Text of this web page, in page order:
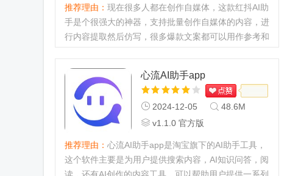
推荐理由： 现在很多人都在创作自媒体，这款红抖AI助
手是个很强大的神器，支持批量创作自媒体的内容，进
行内容提取然后仿写，很多爆款文案都可以用作参考和
心流AI助手app
2024-12-05
48.6M
v1.1.0 官方版
推荐理由： 心流AI助手app是淘宝旗下的AI助手工具，
这个软件主要是为用户提供搜索内容，AI知识问答，阅